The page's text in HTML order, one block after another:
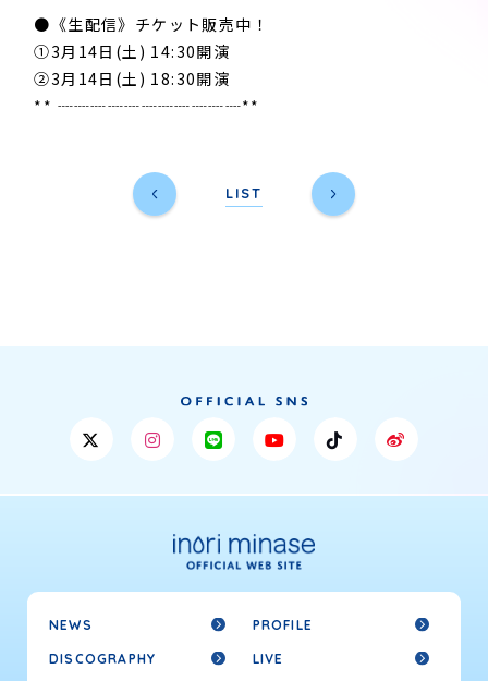
●《生配信》チケット販売中！
①3月14日(土) 14:30開演
②3月14日(土) 18:30開演
** ┈┈┈┈┈┈┈┈┈┈┈**
LIST
NEWS PROFILE
DISCOGRAPHY LIVE